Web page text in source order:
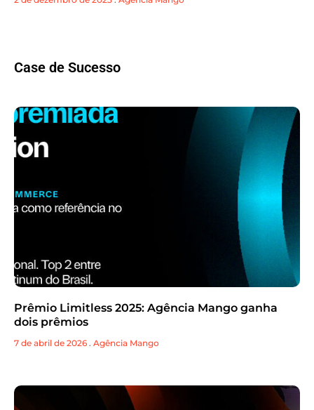
Case de Sucesso
Prêmio Limitless 2025: Agência Mango ganha
dois prêmios
7 de abril de 2026 . Agência Mango